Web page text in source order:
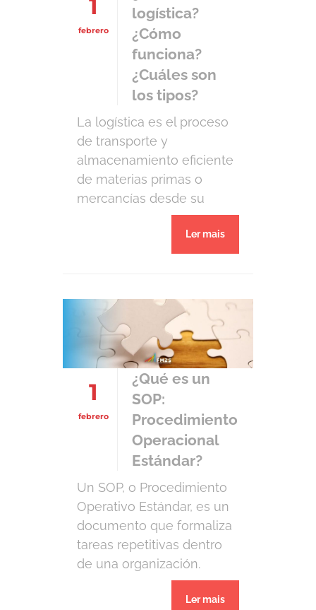
planificados, permiten un
1
febrero
logística?
¿Cómo
funciona?
¿Cuáles son
los tipos?
La logística es el proceso
de transporte y
almacenamiento eficiente
de materias primas o
mercancías desde su
origen hasta su destino
final, con el objetivo de
económica. Muchas
empresas brindan
servicios de logística a
fabricantes, minoristas y
otras industrias que
requieren transportar
mercancías. Algunas
Ler mais
1
febrero
¿Qué es un
SOP:
Procedimiento
Operacional
Estándar?
Un SOP, o Procedimiento
Operativo Estándar, es un
documento que formaliza
tareas repetitivas dentro
de una organización.
Consiste en una hoja (o
hoja de cálculo) queLer mais